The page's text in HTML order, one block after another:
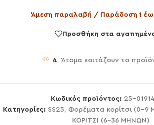
Άμεση παραλαβή / Παράδοση 1
Προσθήκη στα
4 Άτομα κοιτάζουν το
Κωδικός προϊόντος: 25-
Κατηγορίες: SS25, Φορέματα κορίτσι (0-9
ΚΟΡΙΤΣΙ (6-36 ΜΗΝΩΝ)